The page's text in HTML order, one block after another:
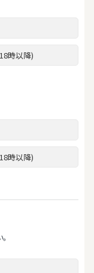
時以降)
時以降)